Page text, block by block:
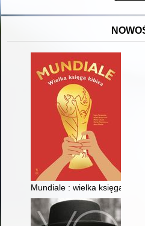
Mundiale : wielka księga kibica